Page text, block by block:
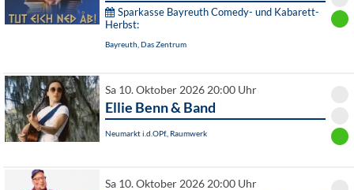
Sparkasse Bayreuth Comedy- und Kabarett-
Herbst:
Bayreuth, Das Zentrum
Sa 10. Oktober 2026 20:00 Uhr
Ellie Benn & Band
Neumarkt i.d.OPf., Raumwerk
Sa 10. Oktober 2026 20:00 Uhr